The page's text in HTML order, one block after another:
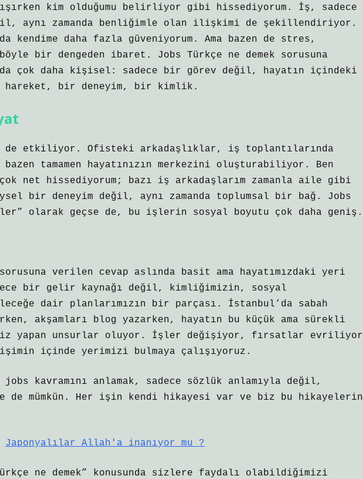
kim olduğumu belirliyor gibi hissediyorum. İş, sadece
aynı zamanda benliğimle olan ilişkimi de şekillendiriyor.
kendime daha fazla güveniyorum. Ama bazen de stres,
bir dengeden ibaret. Jobs Türkçe ne demek sorusuna
çok daha kişisel: sadece bir görev değil, hayatın içindeki
hareket, bir deneyim, bir kimlik.
etkiliyor. Ofisteki arkadaşlıklar, iş toplantılarında
tamamen hayatınızın merkezini oluşturabiliyor. Ben
çok net hissediyorum; bazı iş arkadaşlarım zamanla aile gibi
bir deneyim değil, aynı zamanda toplumsal bir bağ. Jobs
olarak geçse de, bu işlerin sosyal boyutu çok daha geniş.
sorusuna verilen cevap aslında basit ama hayatımızdaki yeri
bir gelir kaynağı değil, kimliğimizin, sosyal
dair planlarımızın bir parçası. İstanbul’da sabah
akşamları blog yazarken, hayatın bu küçük ama sürekli
yapan unsurlar oluyor. İşler değişiyor, fırsatlar evriliyor
içinde yerimizi bulmaya çalışıyoruz.
kavramını anlamak, sadece sözlük anlamıyla değil,
de mümkün. Her işin kendi hikayesi var ve biz bu hikayelerin
Japonyalılar Allah'a inanıyor mu ?
ne demek” konusunda sizlere faydalı olabildiğimizi